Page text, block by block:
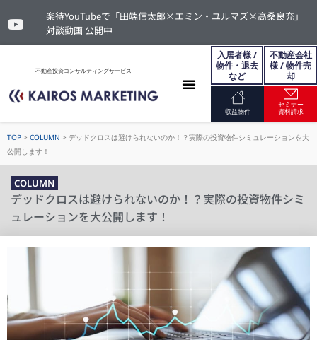
楽待YouTubeで「田端信太郎×エミン・ユルマズ×高桑良充」
対談動画 公開中
不動産投資コンサルティングサービス
入居者様 /
物件・退去
など
不動産会社
様 / 物件売
却
収益物件
セミナー
資料請求
TOP > COLUMN > デッドクロスは避けられないのか！？実際の投資物件シミュレーションを大
公開します！
COLUMN
デッドクロスは避けられないのか！？実際の投資物件シミ
ュレーションを大公開します！